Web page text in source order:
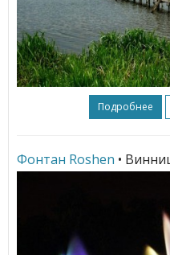
Подробнее
Фонтан Roshen •